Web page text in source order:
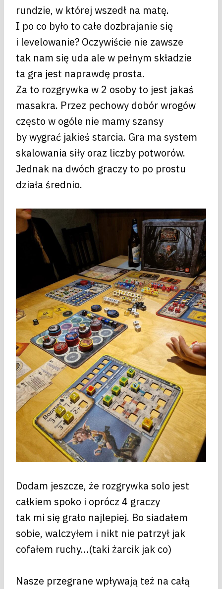
rundzie, w której wszedł na matę.
I po co było to całe dozbrajanie się
i levelowanie? Oczywiście nie zawsze
tak nam się uda ale w pełnym składzie
ta gra jest naprawdę prosta.
Za to rozgrywka w 2 osoby to jest jakaś
masakra. Przez pechowy dobór wrogów
często w ogóle nie mamy szansy
by wygrać jakieś starcia. Gra ma system
skalowania siły oraz liczby potworów.
Jednak na dwóch graczy to po prostu
działa średnio.
Dodam jeszcze, że rozgrywka solo jest
całkiem spoko i oprócz 4 graczy
tak mi się grało najlepiej. Bo siadałem
sobie, walczyłem i nikt nie patrzył jak
cofałem ruchy…(taki żarcik jak co)
Nasze przegrane wpływają też na całą